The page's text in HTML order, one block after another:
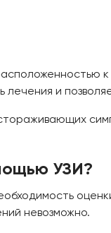
и
УЗИ?
невозможно.